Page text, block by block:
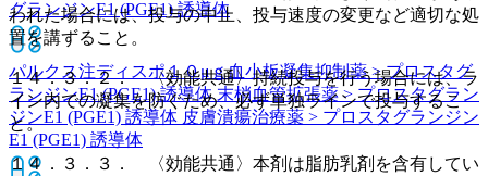
グランジンE1 (PGE1) 誘導体
パルクス注ディスポ１０μｇ血小板凝集抑制薬 > プロスタグ
ランジンE1 (PGE1) 誘導体 末梢血管拡張薬 > プロスタグラン
ジンE1 (PGE1) 誘導体 皮膚潰瘍治療薬 > プロスタグランジン
E1 (PGE1) 誘導体
われた場合には、投与の中止、投与速度の変更など適切な処
置を講ずること。
１４．３．２． 〈効能共通〉持続投与を行う場合には、ラ
イン内での凝集を防ぐため、必ず単独ラインで投与するこ
と。
１４．３．３． 〈効能共通〉本剤は脂肪乳剤を含有してい